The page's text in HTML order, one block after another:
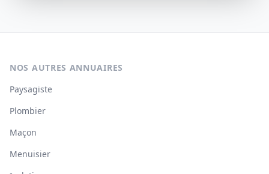
NOS AUTRES ANNUAIRES
Paysagiste
Plombier
Maçon
Menuisier